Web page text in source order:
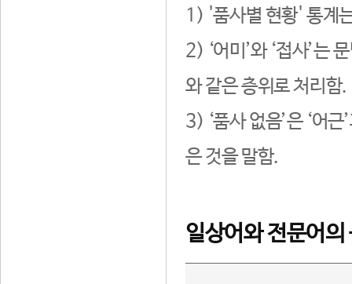
1) '품사별 현황' 통계
2) ‘어미’와 ‘접사’는
와 같은 층위로 처리함.
3) ‘품사 없음’은 ‘어
은 것을 말함.
일상어와 전문어의